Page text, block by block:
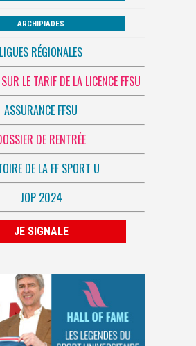
ARCHIPIADES
LIGUES RÉGIONALES
LE TARIF DE LA LICENCE FFSU
ASSURANCE FFSU
DE RENTRÉE
DE LA FF SPORT U
JOP 2024
JE SIGNALE